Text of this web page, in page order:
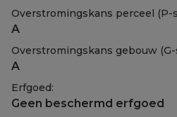
Overstromingskans perceel (P-
A
Overstromingskans gebouw (G-
A
Erfgoed:
Geen beschermd erfgoed